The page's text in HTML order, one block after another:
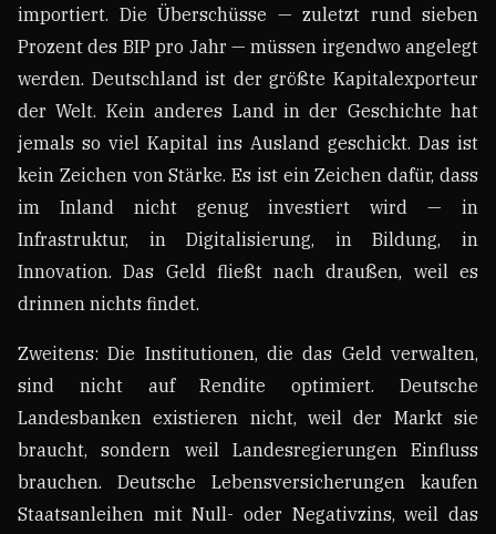
importiert. Die Überschüsse — zuletzt rund sieben
Prozent des BIP pro Jahr — müssen irgendwo angelegt
werden. Deutschland ist der größte Kapitalexporteur
der Welt. Kein anderes Land in der Geschichte hat
jemals so viel Kapital ins Ausland geschickt. Das ist
kein Zeichen von Stärke. Es ist ein Zeichen dafür, dass
im Inland nicht genug investiert wird — in
Infrastruktur, in Digitalisierung, in Bildung, in
Innovation. Das Geld fließt nach draußen, weil es
drinnen nichts findet.
Zweitens: Die Institutionen, die das Geld verwalten,
sind nicht auf Rendite optimiert. Deutsche
Landesbanken existieren nicht, weil der Markt sie
braucht, sondern weil Landesregierungen Einfluss
brauchen. Deutsche Lebensversicherungen kaufen
Staatsanleihen mit Null- oder Negativzins, weil das